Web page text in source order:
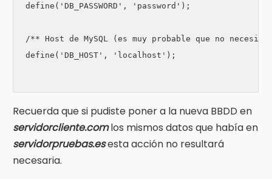
define('DB_PASSWORD', 'password');
/** Host de MySQL (es muy probable que no
define('DB_HOST', 'localhost');
Recuerda que si pudiste poner a la nueva BBDD en
servidorcliente.comlos mismos datos que había en
servidorpruebas.esesta acción no resultará
necesaria.